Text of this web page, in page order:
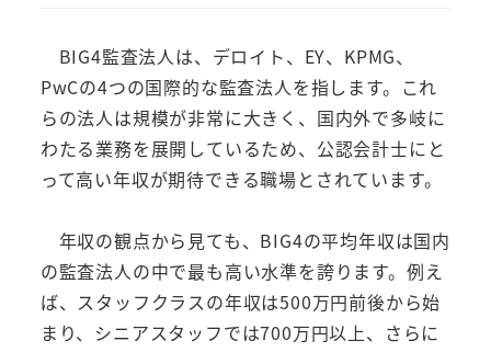
BIG4監査法人は、デロイト、EY、KPMG、
PwCの4つの国際的な監査法人を指します。これ
らの法人は規模が非常に大きく、国内外で多岐に
わたる業務を展開しているため、公認会計士にと
って高い年収が期待できる職場とされています。
年収の観点から見ても、BIG4の平均年収は国内
の監査法人の中で最も高い水準を誇ります。例え
ば、スタッフクラスの年収は500万円前後から始
まり、シニアスタッフでは700万円以上、さらに